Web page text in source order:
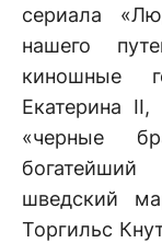
сериала
нашего
киношные
Екатерина II,
«черные
богатейший
шведский
Торгильс